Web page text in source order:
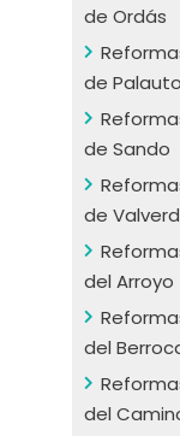
de Ordás
de
de Sando
de
del Arroyo
del
del